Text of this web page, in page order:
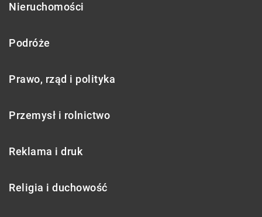
Nieruchomości
Podróże
Prawo, rząd i polityka
Przemysł i rolnictwo
Reklama i druk
Religia i duchowość